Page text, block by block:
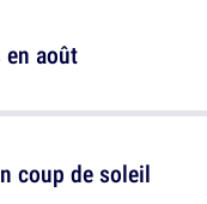
en août
coup de soleil